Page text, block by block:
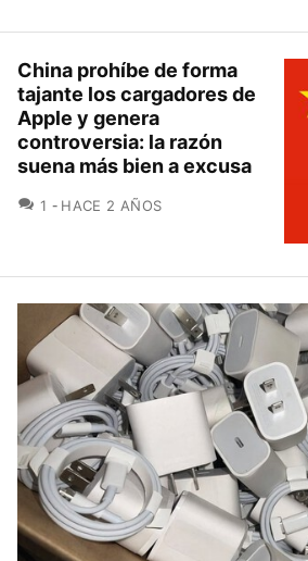
China prohíbe de forma
tajante los cargadores de
Apple y genera
controversia: la razón
suena más bien a excusa
1 COMENTARIOS
HACE 2 AÑOS